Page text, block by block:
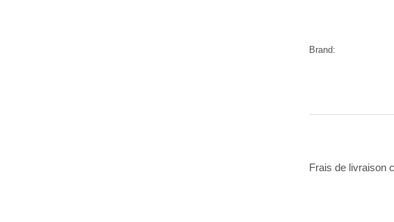
Brand:
Frais de livraison